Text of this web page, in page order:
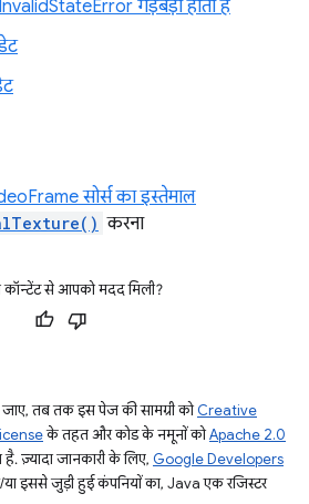
गड़बड़ी होती है
सोर्स का इस्तेमाल
करना
कॉन्टेंट से आपको मदद मिली?
तब तक इस पेज की सामग्री कोCreative
के तहत और कोड के नमूनों कोApache 2.0
ज़्यादा जानकारी के लिए, Google Developers
इससे जुड़ी हुई कंपनियों का, Java एक रजिस्टर